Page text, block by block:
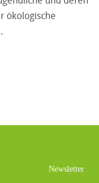
ökologische
Newsletter